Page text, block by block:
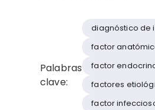
Palabras
clave:
diagnóstico de
factor
factor
factores
factor